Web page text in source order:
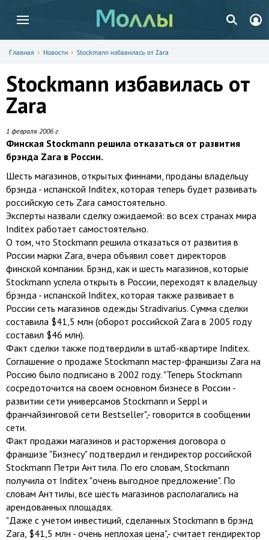
Главная Новости Stockmann избавилась от Zara
Stockmann избавилась от
Zara
1 февраля 2006 г.
Финская Stockmann решила отказаться от развития
брэнда Zara в России.
Шесть магазинов, открытых финнами, проданы владельцу
брэнда - испанской Inditex, которая теперь будет развивать
российскую сеть Zara самостоятельно.
Эксперты назвали сделку ожидаемой: во всех странах мира
Inditex работает самостоятельно.
О том, что Stockmann решила отказаться от развития в
России марки Zara, вчера объявил совет директоров
финской компании. Брэнд, как и шесть магазинов, которые
Stockmann успела открыть в России, переходят к владельцу
брэнда - испанской Inditex, которая также развивает в
России сеть магазинов одежды Stradivarius. Сумма сделки
составила $41,5 млн (оборот российской Zara в 2005 году
составил $46 млн).
Факт сделки также подтвердили в штаб-квартире Inditex.
Соглашение о продаже Stockmann мастер-франшизы Zara на
Россию было подписано в 2002 году. "Теперь Stockmann
сосредоточится на своем основном бизнесе в России -
развитии сети универсамов Stockmann и Seppl и
франчайзинговой сети Bestseller",- говорится в сообщении
сети.
Факт продажи магазинов и расторжения договора о
франшизе "Бизнесу" подтвердил и гендиректор российской
Stockmann Петри Анттила. По его словам, Stockmann
получила от Inditex "очень выгодное предложение". По
словам Анттилы, все шесть магазинов располагались на
арендованных площадях.
"Даже с учетом инвестиций, сделанных Stockmann в брэнд
Zara, $41,5 млн - очень неплохая цена",- считает гендиректор